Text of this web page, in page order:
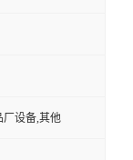
厂设备,其他